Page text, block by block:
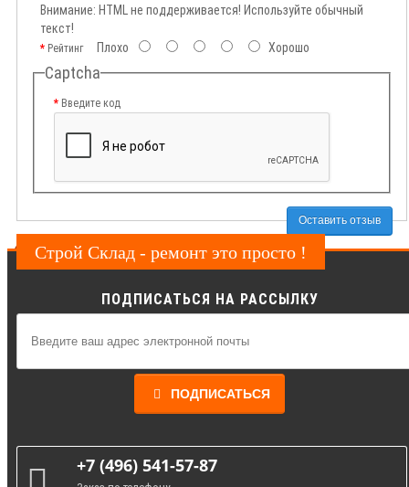
Внимание: HTML не поддерживается! Используйте обычный
текст!
РейтингПлохо Хорошо
Captcha
Введите код
Оставить отзыв
Строй Склад - ремонт это просто !
ПОДПИСАТЬСЯ НА РАССЫЛКУ
ПОДПИСАТЬСЯ
+7 (496) 541-57-87